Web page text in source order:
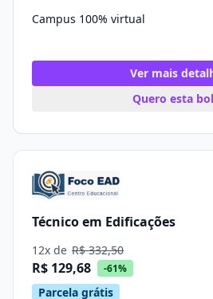
Campus 100% virtual
Ver mais
Quero esta
Técnico em Edificações
12x de R$ 332,50
R$ 129,68 -61%
Parcela grátis